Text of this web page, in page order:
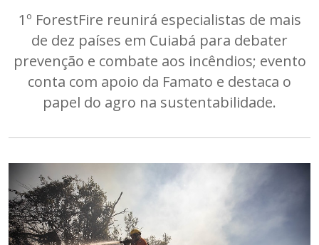
1º ForestFire reunirá especialistas de mais
de dez países em Cuiabá para debater
prevenção e combate aos incêndios; evento
conta com apoio da Famato e destaca o
papel do agro na sustentabilidade.